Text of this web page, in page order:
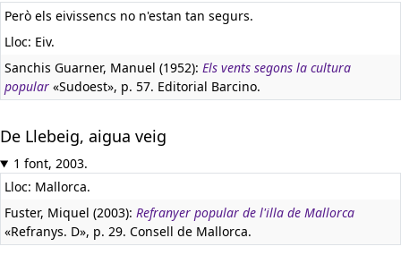
Però els eivissencs no n'estan tan segurs.
Lloc: Eiv.
Sanchis Guarner, Manuel (1952): Els vents segons la cultura
popular «Sudoest», p. 57. Editorial Barcino.
De Llebeig, aigua veig
1 font, 2003.
Lloc: Mallorca.
Fuster, Miquel (2003): Refranyer popular de l'illa de Mallorca
«Refranys. D», p. 29. Consell de Mallorca.